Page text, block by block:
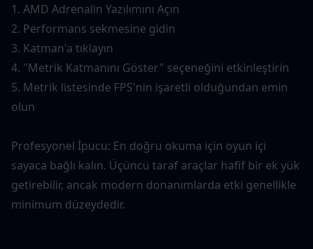
1. AMD Adrenalin Yazılımını Açın
2. Performans sekmesine gidin
3. Katman'a tıklayın
4. "Metrik Katmanını Göster" seçeneğini etkinleştirin
5. Metrik listesinde FPS'nin işaretli olduğundan emin
olun
Profesyonel İpucu: En doğru okuma için oyun içi
sayaca bağlı kalın. Üçüncü taraf araçlar hafif bir ek yük
getirebilir, ancak modern donanımlarda etki genellikle
minimum düzeydedir.